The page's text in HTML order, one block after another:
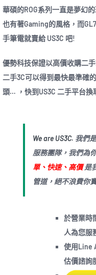
MSI 舊換新
最新資訊
聯絡我們
華碩的ROG系列一直是夢幻
也有著Gaming的風格，而
手筆電就賣給 US3C 吧!
優勢科技保證以高價收購二
二手3C可以得到最快最準確
頭… ，快到US3C 二手平台換
We are US3C. 我們
服務團隊，我們為
單、快速、高價是
管道，絕不浪費你
於營業時
人為您服
使用Line
估價諮詢